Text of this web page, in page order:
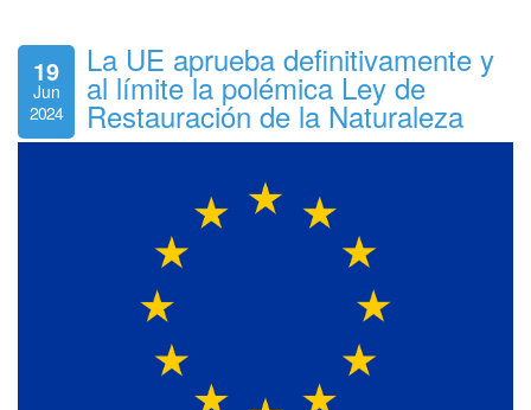
19
Jun
2024
La UE aprueba definitivamente y
al límite la polémica Ley de
Restauración de la Naturaleza